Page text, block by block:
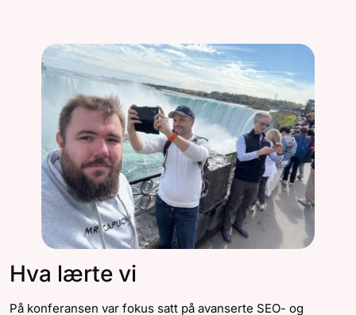
Hva lærte vi
På konferansen var fokus satt på avanserte SEO- og